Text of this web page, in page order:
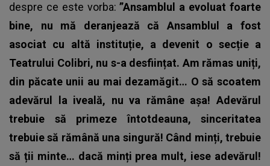
despre ce este vorba:”Ansamblul a evoluat foarte
bine, nu mă deranjează că Ansamblul a fost
asociat cu altă instituție, a devenit o secție a
Teatrului Colibri, nu s-a desființat. Am rămas uniți,
din păcate unii au mai dezamăgit… O să scoatem
adevărul la iveală, nu va rămâne așa! Adevărul
trebuie să primeze întotdeauna, sinceritatea
trebuie să rămână una singură! Când minți, trebuie
să ții minte… dacă minți prea mult, iese adevărul!